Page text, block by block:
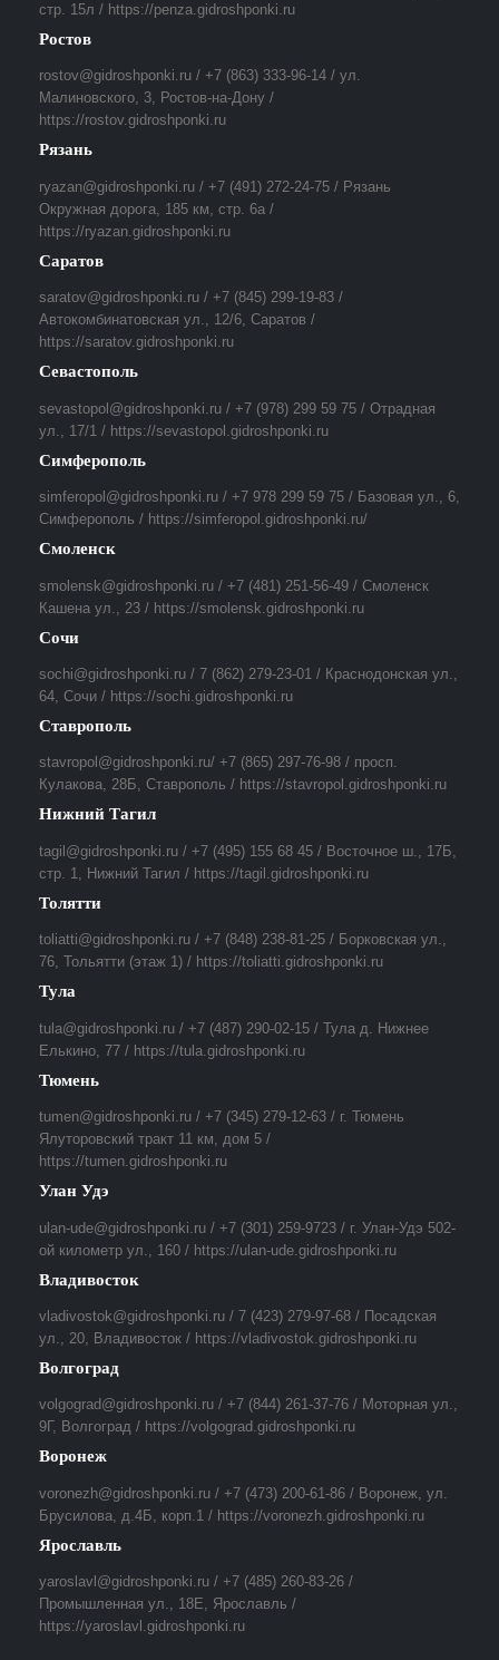
стр. 15л / https://penza.gidroshponki.ru
Ростов
rostov@gidroshponki.ru / +7 (863) 333-96-14 / ул.
Малиновского, 3, Ростов-на-Дону /
https://rostov.gidroshponki.ru
Рязань
ryazan@gidroshponki.ru / +7 (491) 272-24-75 / Рязань
Окружная дорога, 185 км, стр. 6а /
https://ryazan.gidroshponki.ru
Саратов
saratov@gidroshponki.ru / +7 (845) 299-19-83 /
Автокомбинатовская ул., 12/6, Саратов /
https://saratov.gidroshponki.ru
Севастополь
sevastopol@gidroshponki.ru / +7 (978) 299 59 75 / Отрадная
ул., 17/1 / https://sevastopol.gidroshponki.ru
Симферополь
simferopol@gidroshponki.ru / +7 978 299 59 75 / Базовая ул., 6,
Симферополь / https://simferopol.gidroshponki.ru/
Смоленск
smolensk@gidroshponki.ru / +7 (481) 251-56-49 / Смоленск
Кашена ул., 23 / https://smolensk.gidroshponki.ru
Сочи
sochi@gidroshponki.ru / 7 (862) 279-23-01 / Краснодонская ул.,
64, Сочи / https://sochi.gidroshponki.ru
Ставрополь
stavropol@gidroshponki.ru/ +7 (865) 297-76-98 / просп.
Кулакова, 28Б, Ставрополь / https://stavropol.gidroshponki.ru
Нижний Тагил
tagil@gidroshponki.ru / +7 (495) 155 68 45 / Восточное ш., 17Б,
стр. 1, Нижний Тагил / https://tagil.gidroshponki.ru
Толятти
toliatti@gidroshponki.ru / +7 (848) 238-81-25 / Борковская ул.,
76, Тольятти (этаж 1) / https://toliatti.gidroshponki.ru
Тула
tula@gidroshponki.ru / +7 (487) 290-02-15 / Тула д. Нижнее
Елькино, 77 / https://tula.gidroshponki.ru
Тюмень
tumen@gidroshponki.ru / +7 (345) 279-12-63 / г. Тюмень
Ялуторовский тракт 11 км, дом 5 /
https://tumen.gidroshponki.ru
Улан Удэ
ulan-ude@gidroshponki.ru / +7 (301) 259-9723 / г. Улан-Удэ 502-
ой километр ул., 160 / https://ulan-ude.gidroshponki.ru
Владивосток
vladivostok@gidroshponki.ru / 7 (423) 279-97-68 / Посадская
ул., 20, Владивосток / https://vladivostok.gidroshponki.ru
Волгоград
volgograd@gidroshponki.ru / +7 (844) 261-37-76 / Моторная ул.,
9Г, Волгоград / https://volgograd.gidroshponki.ru
Воронеж
voronezh@gidroshponki.ru / +7 (473) 200-61-86 / Воронеж, ул.
Брусилова, д.4Б, корп.1 / https://voronezh.gidroshponki.ru
Ярославль
yaroslavl@gidroshponki.ru / +7 (485) 260-83-26 /
Промышленная ул., 18Е, Ярославль /
https://yaroslavl.gidroshponki.ru